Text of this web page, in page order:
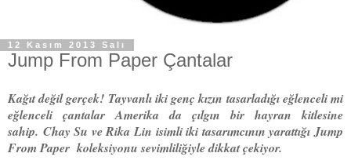
12 Kasım 2013 Salı
Jump From Paper Çantalar
Kağıt değil gerçek! Tayvanlı iki genç kızın tasarladığı eğlenceli mi
eğlenceli çantalar Amerika da çılgın bir hayran kitlesine
sahip. Chay Su ve Rika Lin isimli iki tasarımcının yarattığı Jump
From Paper koleksiyonu sevimliliğiyle dikkat çekiyor.